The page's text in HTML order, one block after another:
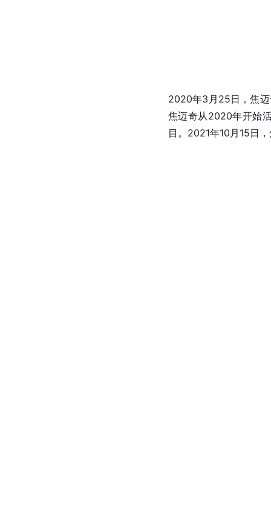
2020年3月25日，焦迈
焦迈奇从2020年开始
目。2021年10月15日